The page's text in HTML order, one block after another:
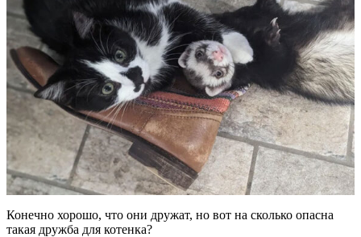
Конечно хорошо, что они дружат, но вот на сколько опасна
такая дружба для котенка?